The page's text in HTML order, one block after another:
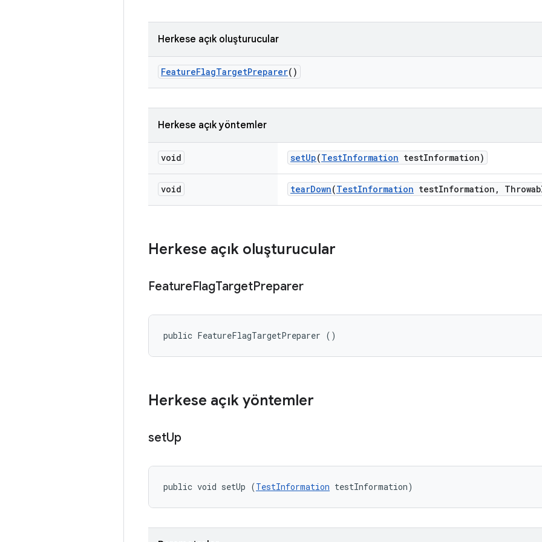
Herkese açık oluşturucular
FeatureFlagTargetPreparer()
Herkese açık yöntemler
void setUp(TestInformation testInformation)
void tearDown(TestInformation testInformation ,
Herkese açık oluşturucular
FeatureFlagTargetPreparer
public FeatureFlagTargetPreparer ()
Herkese açık yöntemler
setUp
public void setUp (TestInformation testInformation)